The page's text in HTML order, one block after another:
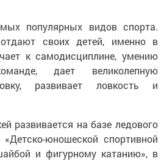
популярных видов спорта.
своих детей, именно в
к самодисциплине, умению
дает великолепную
развивает ловкость и
развивается на базе ледового
юношеской спортивной
и фигурному катанию», в